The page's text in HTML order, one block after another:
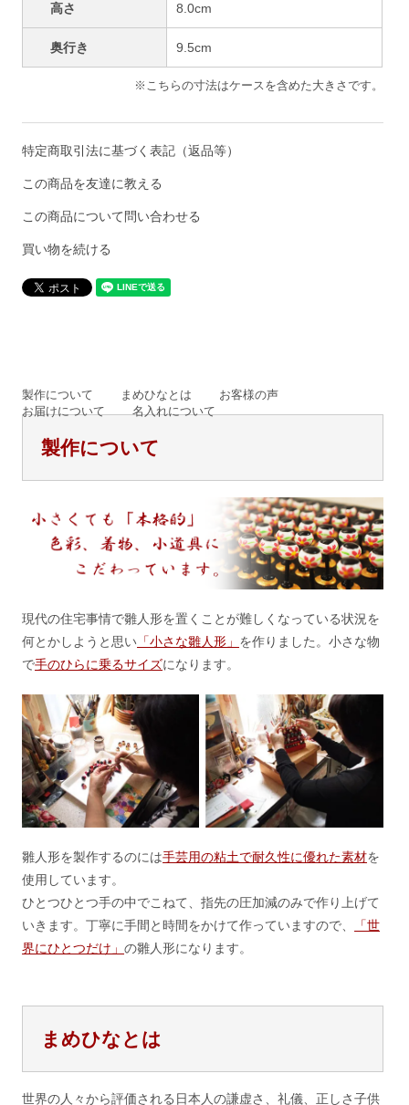
高さ 8.0cm
奥行き 9.5cm
※こちらの寸法はケースを含めた大きさです。
特定商取引法に基づく表記（返品等）
この商品を友達に教える
この商品について問い合わせる
買い物を続ける
製作について まめひなとは
お客様の声
お届けについて
名入れについて
製作について
現代の住宅事情で雛人形を置くことが難しくなっている状況を
何とかしようと思い 「小さな雛人形」 を作りました。小さな物
で手のひらに乗るサイズになります。
雛人形を製作するのには手芸用の粘土で耐久性に優れた素材を
使用しています。
ひとつひとつ手の中でこねて、指先の圧加減のみで作り上げて
いきます。丁寧に手間と時間をかけて作っていますので、
「世
界にひとつだけ」の雛人形になります。
まめひなとは
世界の人々から評価される日本人の謙虚さ、礼儀、正しさ子供